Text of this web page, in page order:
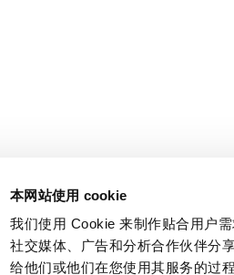
本网站使用 cookie
我们使用 Cookie 来制作贴合用户
社交媒体、广告和分析合作伙伴分
给他们或他们在您使用其服务的过